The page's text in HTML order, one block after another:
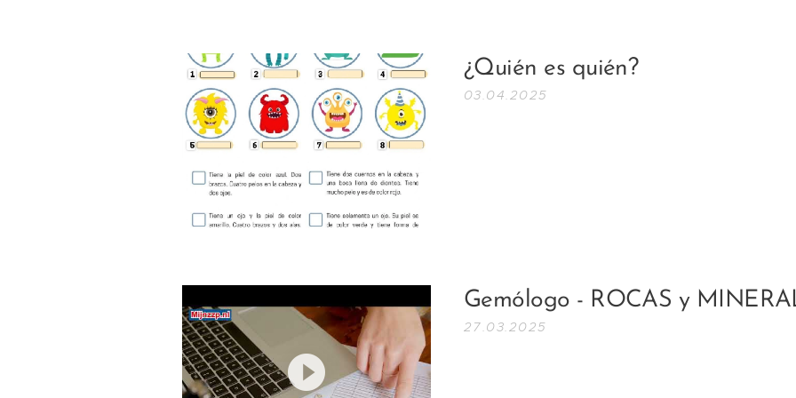
¿Quién es quién?
03.04.2025
Gemólogo - ROCAS y
27.03.2025